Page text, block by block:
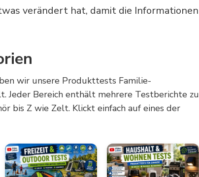
verändert hat, damit die Informationen
wir unsere Produkttests Familie-
Jeder Bereich enthält mehrere Testberichte zu
bis Z wie Zelt. Klickt einfach auf eines der